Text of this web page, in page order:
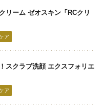
リーム ゼオスキン「RCクリ
ア
スクラブ洗顔 エクスフォリエ
ア